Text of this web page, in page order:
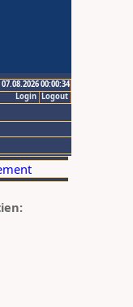
00:00:34
Logout
Login